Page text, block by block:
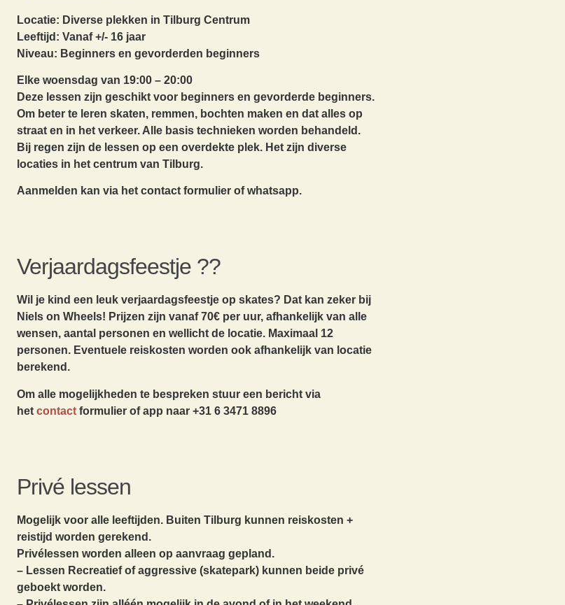
Locatie: Diverse plekken in Tilburg Centrum
Leeftijd: Vanaf +/- 16 jaar
Niveau: Beginners en gevorderden beginners
Elke woensdag van 19:00 – 20:00
Deze lessen zijn geschikt voor beginners en gevorderde beginners.
Om beter te leren skaten, remmen, bochten maken en dat alles op
straat en in het verkeer. Alle basis technieken worden behandeld.
Bij regen zijn de lessen op een overdekte plek. Het zijn d iverse
locaties in het centrum van Tilburg.
Aanmelden kan via het contact formulier of whatsapp.
Verjaardagsfeestje ??
Wil je kind een leuk verjaardagsfeestje op skates? Dat kan zeker bij
Niels on Wheels! Prijzen zijn vanaf 70€ per uur, afhankelijk van alle
wensen, aantal personen en wellicht de locatie. Maximaal 12
personen. Eventuele reiskosten worden ook afhankelijk van locatie
berekend.
Om alle mogelijkheden te bespreken stuur een bericht via
het contact formulier of app naar +31 6 3471 8896
Privé lessen
Mogelijk voor alle leeftijden. Buiten Tilburg kunnen reiskosten +
reistijd worden gerekend.
Privélessen worden alleen op aanvraag gepland.
– Lessen Recreatief of aggressive (skatepark) kunnen beide privé
geboekt worden.